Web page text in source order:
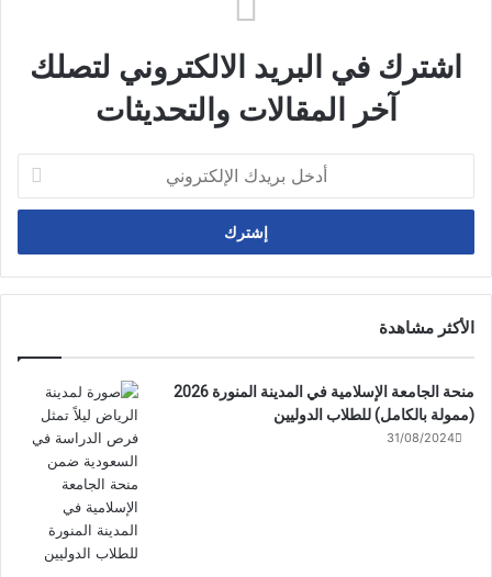
اشترك في البريد الالكتروني لتصلك
آخر المقالات والتحديثات
الإلكتروني
الأكثر مشاهدة
منحة الجامعة الإسلامية في المدينة المنورة 2026
(ممولة بالكامل) للطلاب الدوليين
31/08/2024